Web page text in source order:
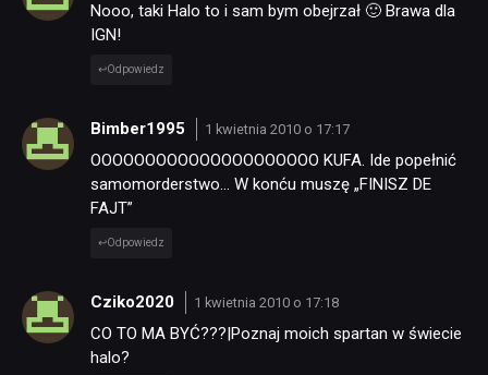
Nooo, taki Halo to i sam bym obejrzał 🙂 Brawa dla
IGN!
Odpowiedz
Bimber1995 1 kwietnia 2010 o 17:17
OOOOOOOOOOOOOOOOOOOOO KUFA. Ide popełnić
samomorderstwo… W konću muszę „FINISZ DE
FAJT”
Odpowiedz
Cziko2020 1 kwietnia 2010 o 17:18
CO TO MA BYĆ???|Poznaj moich spartan w świecie
halo?